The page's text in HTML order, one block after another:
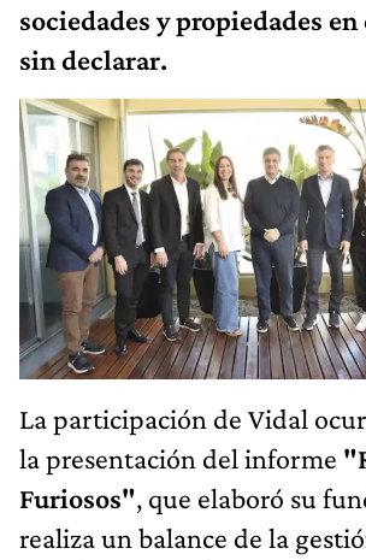
sociedades y propiedades
sin declarar.
La participación de Vidal
la presentación del informe
Furiosos", que elaboró su
realiza un balance de la